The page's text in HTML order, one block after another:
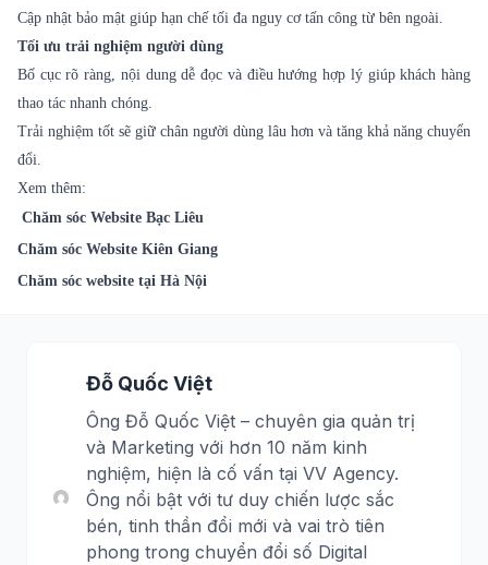
Cập nhật bảo mật giúp hạn chế tối đa nguy cơ tấn công từ bên ngoài.
Tối ưu trải nghiệm người dùng
Bố cục rõ ràng, nội dung dễ đọc và điều hướng hợp lý giúp khách hàng
thao tác nhanh chóng.
Trải nghiệm tốt sẽ giữ chân người dùng lâu hơn và tăng khả năng chuyển
đổi.
Xem thêm:
Chăm sóc Website Bạc Liêu
Chăm sóc Website Kiên Giang
Chăm sóc website tại Hà Nội
Đỗ Quốc Việt
Ông Đỗ Quốc Việt – chuyên gia quản trị
và Marketing với hơn 10 năm kinh
nghiệm, hiện là cố vấn tại VV Agency.
Ông nổi bật với tư duy chiến lược sắc
bén, tinh thần đổi mới và vai trò tiên
phong trong chuyển đổi số Digital